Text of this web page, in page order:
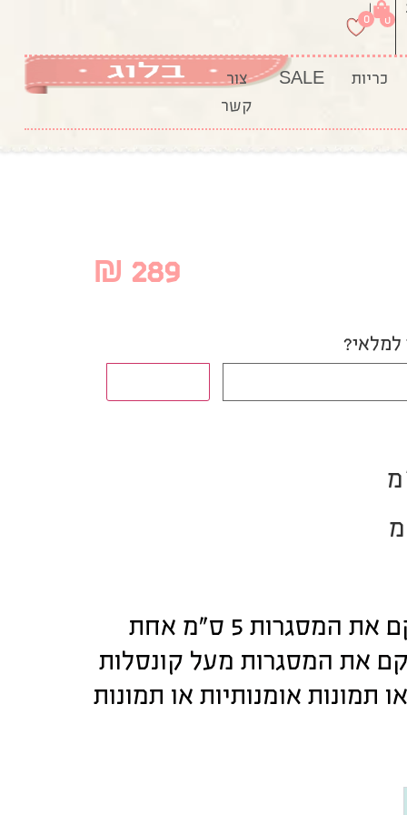
0
|
0
כריות SALE
צור
קשר
₪ 289
למלאי?
יש למקם את המסגרות 5 ס”מ אחת
את המסגרות מעל קונסלות
תמונות אומנותיות או תמונות